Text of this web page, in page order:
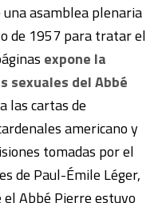
asamblea plenaria
de 1957 para tratar el
expone la
sexuales del Abbé
las cartas de
americano y
tomadas por el
de Paul-Émile Léger,
Abbé Pierre estuvo